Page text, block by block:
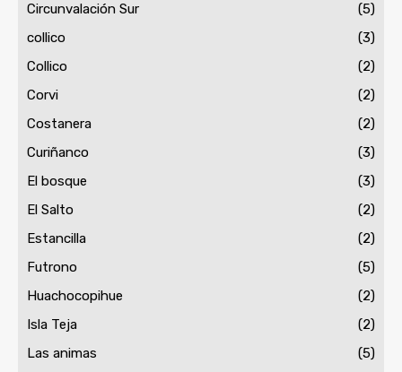
Circunvalación Sur
(5)
collico
(3)
Collico
(2)
Corvi
(2)
Costanera
(2)
Curiñanco
(3)
El bosque
(3)
El Salto
(2)
Estancilla
(2)
Futrono
(5)
Huachocopihue
(2)
Isla Teja
(2)
Las animas
(5)